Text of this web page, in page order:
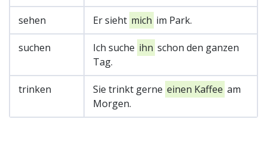
sehen Er sieht mich im Park.
suchen Ich suche ihn schon den ganzen
Tag.
trinken Sie trinkt gerne einen Kaffee am
Morgen.